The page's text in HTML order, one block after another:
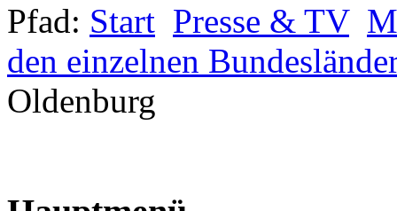
Pfad: Start Presse & TV
den einzelnen
Oldenburg